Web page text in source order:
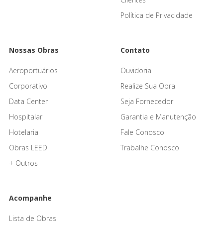
Política de Privacidade
Nossas Obras
Aeroportuários
Corporativo
Data Center
Hospitalar
Hotelaria
Obras LEED
+ Outros
Contato
Ouvidoria
Realize Sua Obra
Seja Fornecedor
Garantia e Manutenção
Fale Conosco
Trabalhe Conosco
Acompanhe
Lista de Obras